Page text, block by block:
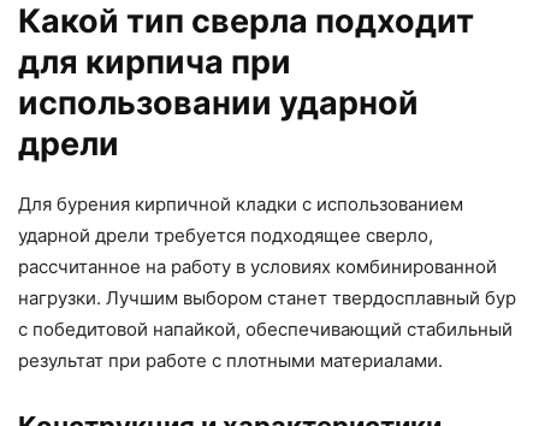
Какой тип сверла подходит
для кирпича при
использовании ударной
дрели
Для бурения кирпичной кладки с использованием
ударной дрели требуется подходящее сверло,
рассчитанное на работу в условиях комбинированной
нагрузки. Лучшим выбором станет твердосплавный бур
с победитовой напайкой, обеспечивающий стабильный
результат при работе с плотными материалами.